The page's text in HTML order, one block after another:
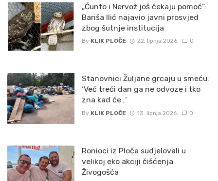
„Ćunto i Nervož još čekaju pomoć“:
Bariša Ilić najavio javni prosvjed
zbog šutnje institucija
By KLIK PLOČE 22. lipnja 2026. 0
Stanovnici Žuljane grcaju u smeću:
‘Već treći dan ga ne odvoze i tko
zna kad će…‘
By KLIK PLOČE 13. lipnja 2026. 0
Ronioci iz Ploča sudjelovali u
velikoj eko akciji čišćenja
Živogošća